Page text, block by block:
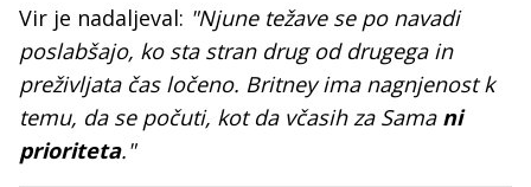
Vir je nadaljeval: "Njune težave se po navadi
poslabšajo, ko sta stran drug od drugega in
preživljata čas ločeno. Britney ima nagnjenost k
temu, da se počuti, kot da včasih za Sama ni
prioriteta."